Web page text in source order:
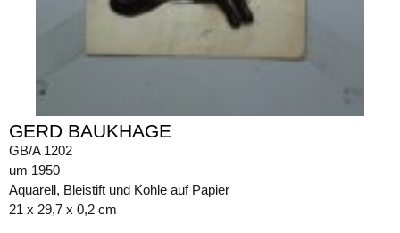
GERD BAUKHAGE
GB/A 1202
um 1950
Aquarell, Bleistift und Kohle auf Papier
21 x 29,7 x 0,2 cm